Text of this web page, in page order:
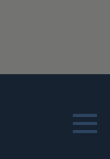
Menu